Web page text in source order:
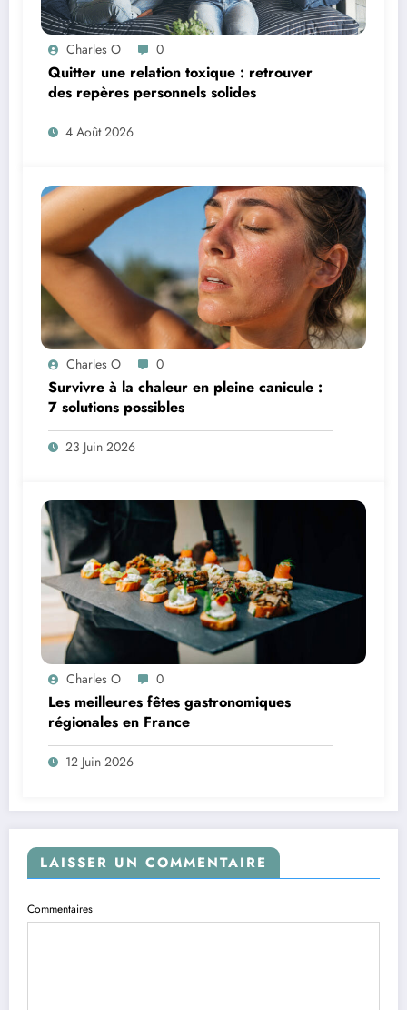
Charles O 0
Quitter une relation toxique : retrouver
des repères personnels solides
4 Août 2026
Charles O 0
Survivre à la chaleur en pleine canicule :
7 solutions possibles
23 Juin 2026
Charles O 0
Les meilleures fêtes gastronomiques
régionales en France
12 Juin 2026
LAISSER UN COMMENTAIRE
Commentaires